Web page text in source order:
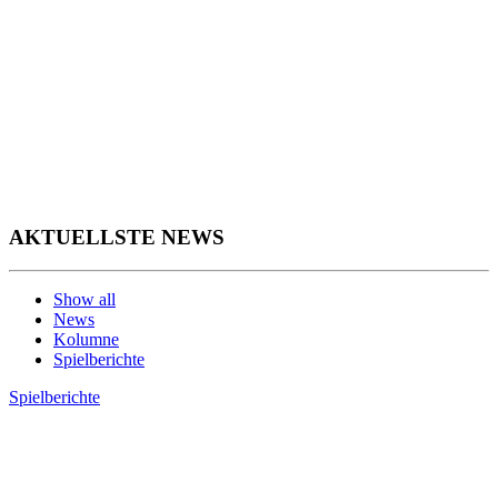
AKTUELLSTE NEWS
Show all
News
Kolumne
Spielberichte
Spielberichte